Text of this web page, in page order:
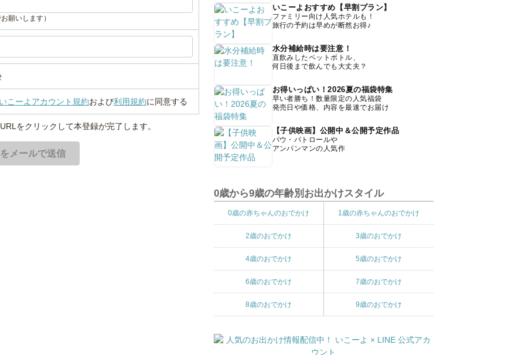
願いします）
いこーよアカウント規約および利用規約に同意する
をクリックして本登録が完了します。
いこーよおすすめ【早割プラン】
ファミリー向け人気ホテルも！
旅行の予約は早めが断然お得♪
水分補給時は要注意！
直飲みしたペットボトル、
何日後まで飲んでも大丈夫？
お得いっぱい！2026夏の福袋特集
早い者勝ち！数量限定の人気福袋
発売日や価格、内容を最速でお届け
【子供映画】公開中＆公開予定作品
パウ・パトロールや
アンパンマンの人気作
0歳から9歳の年齢別お出かけスタイル
0歳の赤ちゃんのおでかけ 1歳の赤ちゃんのおでかけ
2歳のおでかけ 3歳のおでかけ
4歳のおでかけ 5歳のおでかけ
6歳のおでかけ 7歳のおでかけ
8歳のおでかけ 9歳のおでかけ